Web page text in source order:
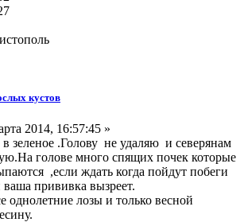
кустов
2014, 16:57:45 »
зеленое .Голову не удаляю и северянам
голове много спящих почек которые
,если ждать когда пойдут побеги
ваша прививка вызреет.
однолетние лозы и только весной